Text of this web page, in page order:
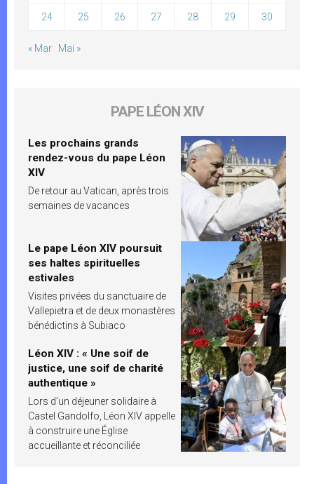
24 25 26 27 28 29 30
« Mar Mai »
PAPE LÉON XIV
Les prochains grands
rendez-vous du pape Léon
XIV
De retour au Vatican, après trois
semaines de vacances
Le pape Léon XIV poursuit
ses haltes spirituelles
estivales
Visites privées du sanctuaire de
Vallepietra et de deux monastères
bénédictins à Subiaco
Léon XIV : « Une soif de
justice, une soif de charité
authentique »
Lors d’un déjeuner solidaire à
Castel Gandolfo, Léon XIV appelle
à construire une Église
accueillante et réconciliée